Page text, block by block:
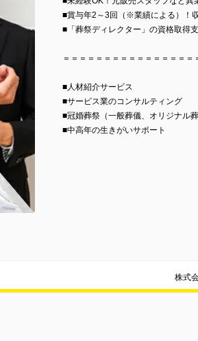
■賞与年2～3回（※業績による）！
■「葬祭ディレクター」の資格取得
＝＝＝＝＝＝＝＝＝＝＝＝＝＝＝＝
■人材紹介サービス
■サービス業のコンサルティング
■冠婚葬祭（一般葬儀、オリジナル葬
■中高年の生きがいサポート
株式